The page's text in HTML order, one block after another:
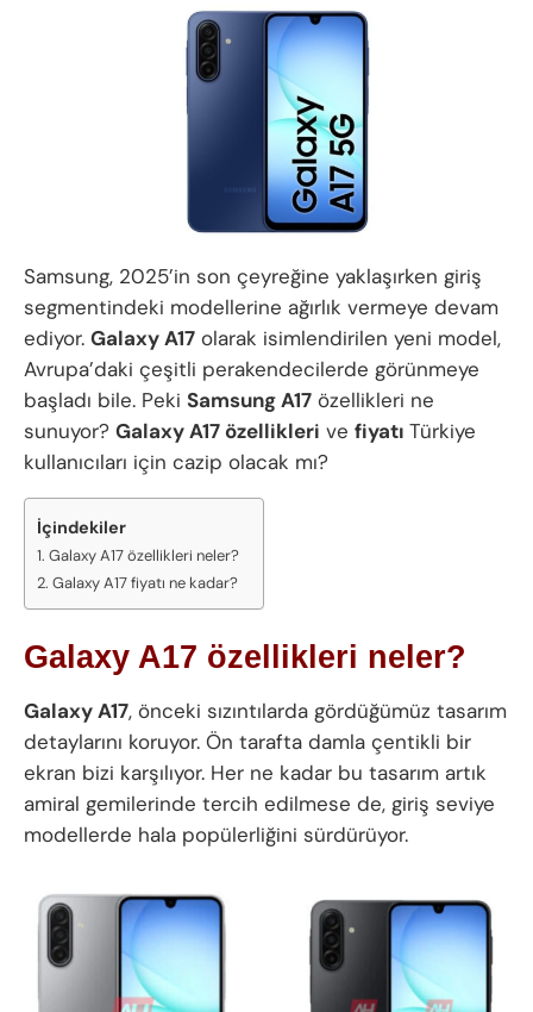
Samsung, 2025’in son çeyreğine yaklaşırken giriş
segmentindeki modellerine ağırlık vermeye devam
ediyor. Galaxy A17 olarak isimlendirilen yeni model,
Avrupa’daki çeşitli perakendecilerde görünmeye
başladı bile. Peki SamsungA17 özellikleri ne
sunuyor? Galaxy A17 özellikleri ve fiyatı Türkiye
kullanıcıları için cazip olacak mı?
İçindekiler
Galaxy A17 özellikleri neler?
Galaxy A17 fiyatı ne kadar?
Galaxy A17 özellikleri neler?
Galaxy A17, önceki sızıntılarda gördüğümüz tasarım
detaylarını koruyor. Ön tarafta damla çentikli bir
ekran bizi karşılıyor. Her ne kadar bu tasarım artık
amiral gemilerinde tercih edilmese de, giriş seviye
modellerde hala popülerliğini sürdürüyor.